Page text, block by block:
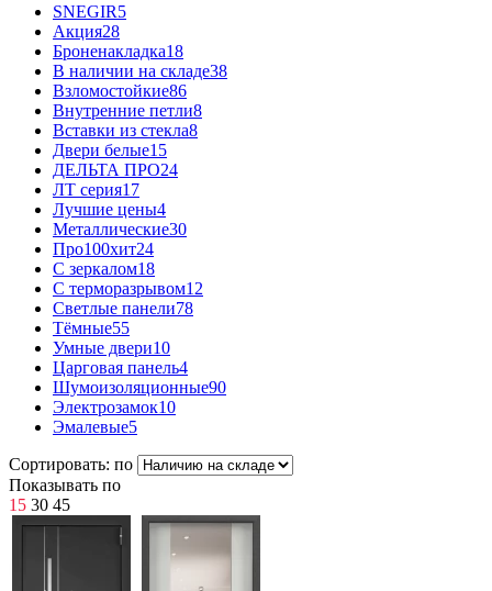
SNEGIR5
Акция28
Броненакладка18
В наличии на складе38
Взломостойкие86
Внутренние петли8
Вставки из стекла8
Двери белые15
ДЕЛЬТА ПРО24
ЛТ серия17
Лучшие цены4
Металлические30
Про100хит24
С зеркалом18
С терморазрывом12
Светлые панели78
Тёмные55
Умные двери10
Царговая панель4
Шумоизоляционные90
Электрозамок10
Эмалевые5
Сортировать: по
Показывать по
15 30 45